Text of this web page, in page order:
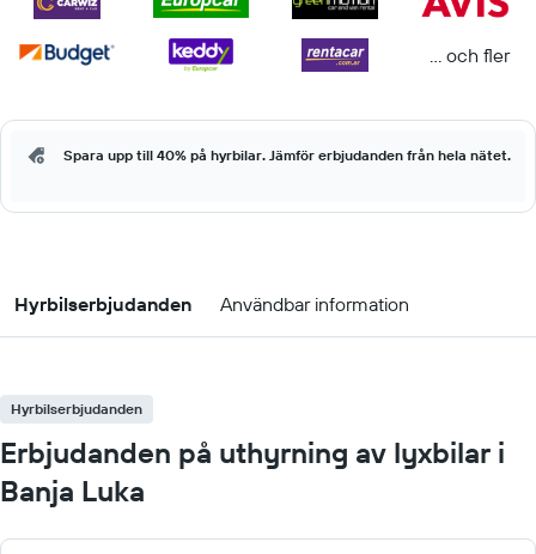
... och fler
Spara upp till 40% på hyrbilar. Jämför erbjudanden från hela nätet.
Hyrbilserbjudanden Användbar information
Hyrbilserbjudanden
Erbjudanden på uthyrning av lyxbilar i
Banja Luka